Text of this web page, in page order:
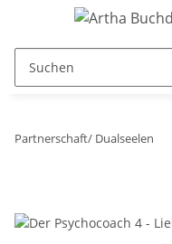
Partnerschaft/ Dualseelen